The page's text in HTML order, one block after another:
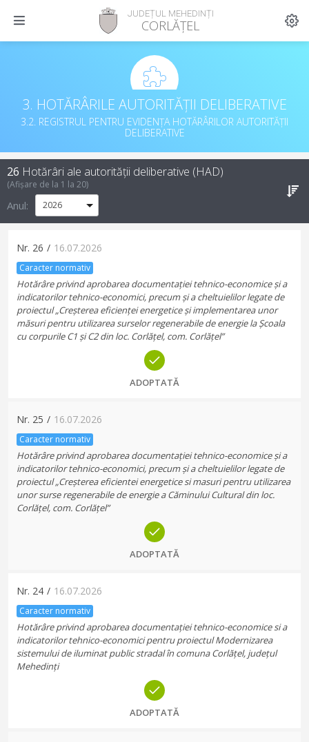
JUDEȚUL MEHEDINȚI
CORLĂȚEL
3. HOTĂRÂRILE AUTORITĂȚII DELIBERATIVE
3.2. REGISTRUL PENTRU EVIDENȚA HOTĂRÂRILOR AUTORITĂȚII
DELIBERATIVE
26 Hotărâri ale autorității deliberative (HAD)
(Afișare de la 1 la 20)
Anul:
Nr. 26 / 16.07.2026
Caracter normativ
Hotărâre privind aprobarea documentației tehnico-economice și a
indicatorilor tehnico-economici, precum și a cheltuielilor legate de
proiectul „Creșterea eficienței energetice și implementarea unor
măsuri pentru utilizarea surselor regenerabile de energie la Școala
cu corpurile C1 și C2 din loc. Corlățel, com. Corlățel”
ADOPTATĂ
Nr. 25 / 16.07.2026
Caracter normativ
Hotărâre privind aprobarea documentației tehnico-economice și a
indicatorilor tehnico-economici, precum și a cheltuielilor legate de
proiectul „Creșterea eficientei energetice si masuri pentru utilizarea
unor surse regenerabile de energie a Căminului Cultural din loc.
Corlățel, com. Corlățel”
ADOPTATĂ
Nr. 24 / 16.07.2026
Caracter normativ
Hotărâre privind aprobarea documentației tehnico-economice si a
indicatorilor tehnico-economici pentru proiectul Modernizarea
sistemului de iluminat public stradal în comuna Corlățel, județul
Mehedinți
ADOPTATĂ